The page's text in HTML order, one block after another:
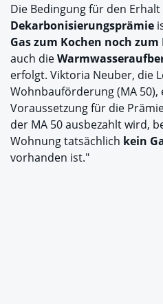
Die Bedingung für den
Dekarbonisierungsprämie
Gas zum Kochen noch zum
auch die
erfolgt. Viktoria Neuber, die
Wohnbauförderung (MA
Voraussetzung für die
der MA 50 ausbezahlt wird,
Wohnung tatsächlich kein
vorhanden ist."